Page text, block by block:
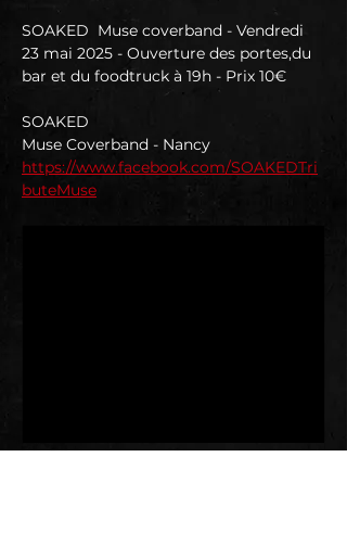
SOAKED  Muse coverband - Vendredi
23 mai 2025 - Ouverture des portes,du
bar et du foodtruck à 19h - Prix 10€
SOAKED
Muse Coverband - Nancy
https://www.facebook.com/SOAKEDTri
buteMuse